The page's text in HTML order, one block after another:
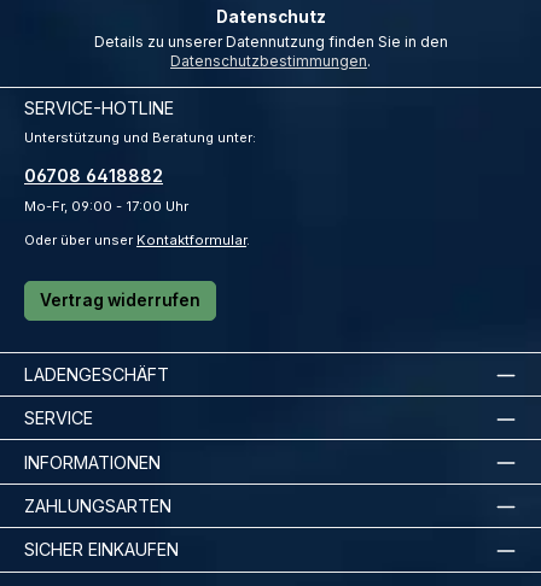
Datenschutz
Datenschutzbestimmungen.
SERVICE-HOTLINE
Unterstützung und Beratung unter:
06708 6418882
Mo-Fr, 09:00 - 17:00 Uhr
Oder über unser Kontaktformular.
Vertrag widerrufen
LADENGESCHÄFT
SERVICE
INFORMATIONEN
ZAHLUNGSARTEN
SICHER EINKAUFEN